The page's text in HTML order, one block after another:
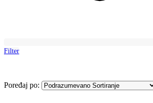
Filter
Poređaj po: